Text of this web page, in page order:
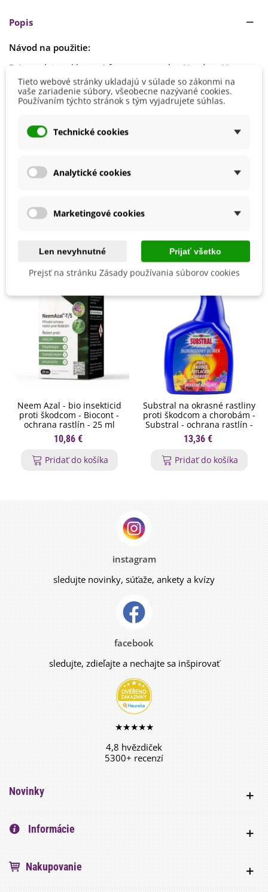
Popis
Návod na použitie:
Prípravok je aplikovaný formou postreku. Neodporúčame
prípravok aplikovať do 2 dní po kosení trávnika.
Dávkovanie:
40 ml na 2,5–4 l vody / vystačí na 100 m²
Ďalšie informácie a bezpečnostné pokyny nájdete uvedené
na výrobku.
Čítaj viac
Veľkosť Balenia
250 ml
Neem Azal - bio insekticid
proti škodcom - Biocont -
ochrana rastlín - 25 ml
10,86 €
Pridať do košíka
Substral na okrasné rastliny
proti škodcom a chorobám -
Substral - ochrana rastlín -
800 ml
13,36 €
Pridať do košíka
instagram
sledujte novinky, súťaže, ankety a kvízy
facebook
sledujte, zdieľajte a nechajte sa inšpirovať
★★★★★
4,8 hvězdiček
5300+ recenzí
Novinky
Informácie
Nakupovanie
Tieto webové stránky ukladajú v súlade so zákonmi na
vaše zariadenie súbory, všeobecne nazývané cookies.
Používaním týchto stránok s tým vyjadrujete súhlas.
Technické cookies
Analytické cookies
Marketingové cookies
Len nevyhnutné Prijať všetko
Prejsť na stránku Zásady používania súborov cookies